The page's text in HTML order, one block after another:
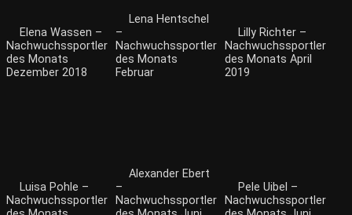
Elena Wassen –
Nachwuchssportler
des Monats
Dezember 2018
Lena Hentschel
–
Nachwuchssportler
des Monats
Februar
Lilly Richter –
Nachwuchssportler
des Monats April
2019
Luisa Pohle –
Nachwuchssportler
Alexander Ebert
–
Nachwuchssportler
Pele Uibel –
Nachwuchssportler